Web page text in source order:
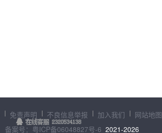
免责声明 不良信息举报 加入我们
网站地图
备案号：粤ICP备06048827号-6 2021-2026